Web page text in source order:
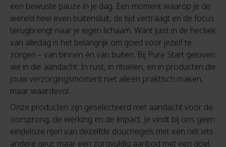
een bewuste pauze in je dag. Een moment waarop je de
wereld heel even buitensluit, de tijd vertraagt en de focus
terugbrengt naar je eigen lichaam. Want juist in de hectiek
van alledag is het belangrijk om goed voor jezelf te
zorgen – van binnen én van buiten. Bij Pure Start geloven
we in die aandacht. In rust, in rituelen, en in producten die
jouw verzorgingsmoment niet alleen praktisch maken,
maar waardevol.
Onze producten zijn geselecteerd met aandacht voor de
oorsprong, de werking en de impact. Je vindt bij ons geen
eindeloze rijen van dezelfde douchegels met een net iets
andere geur, maar een zorgvuldig aanbod met een doel.